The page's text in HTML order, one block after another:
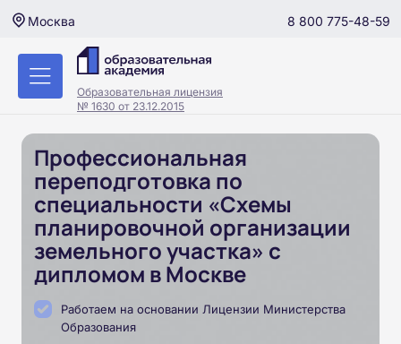
Москва 8 800 775-48-59
Образовательная лицензия
№ 1630 от 23.12.2015
Профессиональная
переподготовка по
специальности «Схемы
планировочной организации
земельного участка» с
дипломом в Москве
Работаем на основании Лицензии Министерства
Образования